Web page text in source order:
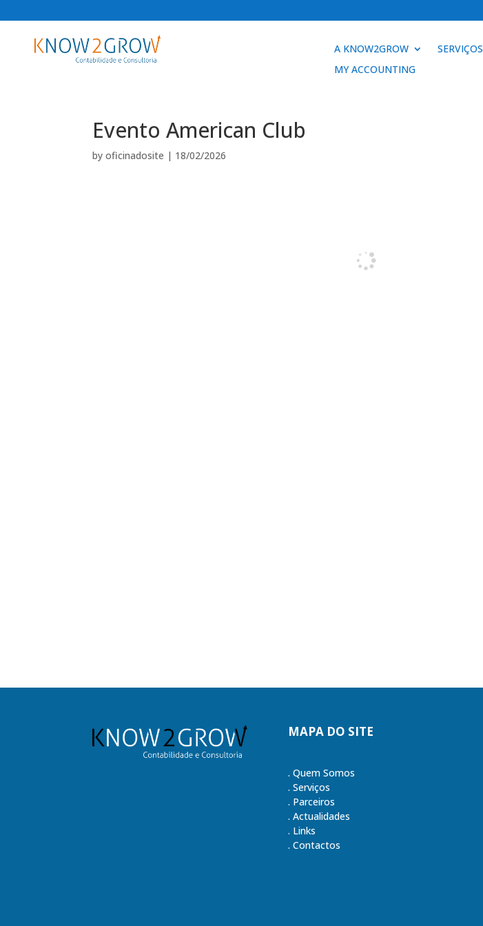
A KNOW2GROW SERVIÇOS
MY ACCOUNTING
Evento American Club
byoficinadosite | 18/02/2026
MAPA DO SITE
. Quem Somos
. Serviços
. Parceiros
. Actualidades
. Links
. Contactos